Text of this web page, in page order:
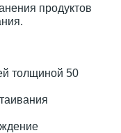
продуктов
толщиной 50